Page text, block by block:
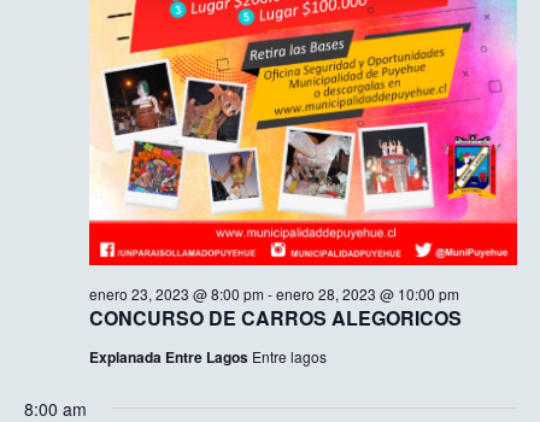
CONCURSO DE CARROS ALEGORICOS
enero 23, 2023 @ 8:00 pm -enero 28, 2023 @ 10:00 pm
Explanada Entre Lagos Entre lagos
8:00 am